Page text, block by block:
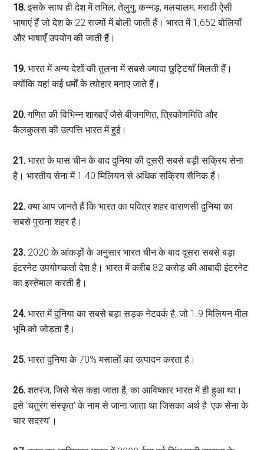
18.इसके साथ ही देश में तमिल, तेलुगु, कन्नड़, मलयालम, मराठी ऐसी
भाषाएं हैं जो देश के 22 राज्यों में बोली जाती हैं। भारत में 1,652 बोलियाँ
और भाषाएँ उपयोग की जाती हैं।
19.भारत में अन्य देशों की तुलना में सबसे ज्यादा छुट्टियाँ मिलती हैं।
क्योंकि यहां कई धर्मों के त्योहार मनाए जाते हैं।
20.गणित की विभिन्न शाखाएँ जैसे बीजगणित, त्रिकोणमिति और
कैलकुलस की उत्पत्ति भारत में हुई।
21.भारत के पास चीन के बाद दुनिया की दूसरी सबसे बड़ी सक्रिय सेना
है। भारतीय सेना में 1.40 मिलियन से अधिक सक्रिय सैनिक हैं।
22.क्या आप जानते हैं कि भारत का पवित्र शहर वाराणसी दुनिया का
सबसे पुराना शहर है।
23. 2020 के आंकड़ों के अनुसार भारत चीन के बाद दूसरा सबसे बड़ा
इंटरनेट उपयोगकर्ता देश है। भारत में करीब 82 करोड़ की आबादी इंटरनेट
का इस्तेमाल करती है।
24.भारत में दुनिया का सबसे बड़ा सड़क नेटवर्क है, जो 1.9 मिलियन मील
भूमि को जोड़ता है।
25.भारत दुनिया के 70% मसालों का उत्पादन करता है।
26.शतरंज, जिसे चेस कहा जाता है, का आविष्कार भारत में ही हुआ था।
इसे ‘चतुरंग संस्कृत’ के नाम से जाना जाता था जिसका अर्थ है ‘एक सेना के
चार सदस्य’।